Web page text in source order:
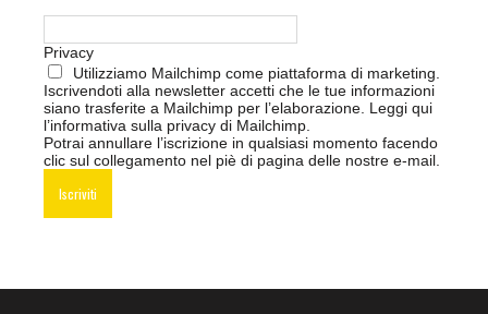
Privacy
Utilizziamo Mailchimp come piattaforma di marketing.
Iscrivendoti alla newsletter accetti che le tue informazioni
siano trasferite a Mailchimp per l’elaborazione. Leggi qui
l’informativa sulla privacy di Mailchimp.
Potrai annullare l’iscrizione in qualsiasi momento facendo
clic sul collegamento nel piè di pagina delle nostre e-mail.